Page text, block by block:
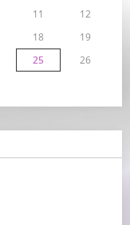
11
12
18
19
25
26